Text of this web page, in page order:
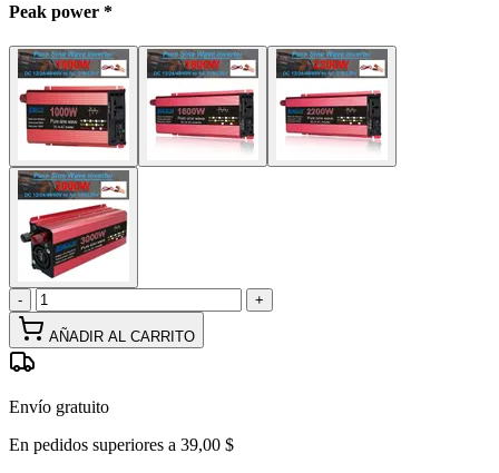
Peak power *
- +
AÑADIR AL CARRITO
Envío gratuito
En pedidos superiores a 39,00 $